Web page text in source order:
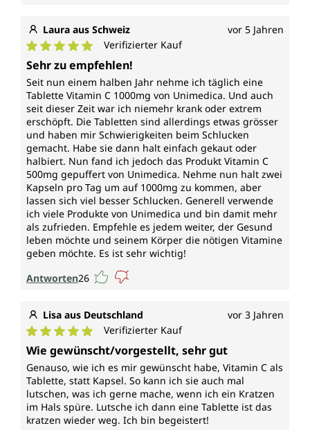
Laura aus Schweiz vor 5 Jahren
Durchschnittliche Bewertung von 5 von 5 Sternen
Verifizierter Kauf
Sehr zu empfehlen!
Seit nun einem halben Jahr nehme ich täglich eine
Tablette Vitamin C 1000mg von Unimedica. Und auch
seit dieser Zeit war ich niemehr krank oder extrem
erschöpft. Die Tabletten sind allerdings etwas grösser
und haben mir Schwierigkeiten beim Schlucken
gemacht. Habe sie dann halt einfach gekaut oder
halbiert. Nun fand ich jedoch das Produkt Vitamin C
500mg gepuffert von Unimedica. Nehme nun halt zwei
Kapseln pro Tag um auf 1000mg zu kommen, aber
lassen sich viel besser Schlucken. Generell verwende
ich viele Produkte von Unimedica und bin damit mehr
als zufrieden. Empfehle es jedem weiter, der Gesund
leben möchte und seinem Körper die nötigen Vitamine
geben möchte. Es ist sehr wichtig!
Antworten26
Lisa aus Deutschland vor 3 Jahren
Durchschnittliche Bewertung von 5 von 5 Sternen
Verifizierter Kauf
Wie gewünscht/vorgestellt, sehr gut
Genauso, wie ich es mir gewünscht habe, Vitamin C als
Tablette, statt Kapsel. So kann ich sie auch mal
lutschen, was ich gerne mache, wenn ich ein Kratzen
im Hals spüre. Lutsche ich dann eine Tablette ist das
kratzen wieder weg. Ich bin begeistert!